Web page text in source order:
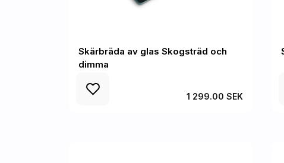
Skärbräda av glas Skogsträd och
dimma
1 299.00 SEK